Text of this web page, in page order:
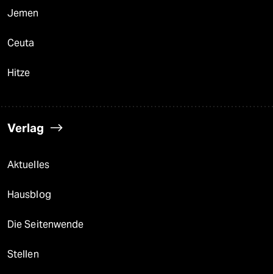
Jemen
Ceuta
Hitze
Verlag
Aktuelles
Hausblog
Die Seitenwende
Stellen